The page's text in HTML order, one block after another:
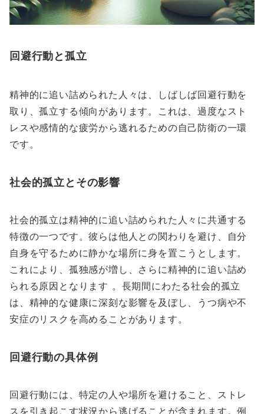
回避行動と孤立
精神的に追い詰められた人々は、しばしば回避行動を
取り、孤立する傾向があります。これは、過度なスト
レスや感情的な疲労から逃れるための自己防衛の一環
です。
社会的孤立とその影響
社会的孤立は精神的に追い詰められた人々に共通する
特徴の一つです。彼らは他人との関わりを避け、自分
自身を守るために静かな場所に身を置こうとします。
これにより、孤独感が増し、さらに精神的に追い詰め
られる原因となります 。長期間にわたる社会的孤立
は、精神的な健康に深刻な影響を及ぼし、うつ病や不
安症のリスクを高めることがあります。
回避行動の具体例
回避行動には、特定の人や場所を避けること、ストレ
スを引き起こす状況から逃げることが含まれます。例